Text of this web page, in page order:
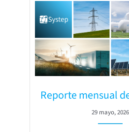
Reporte mensual
29 mayo, 2026